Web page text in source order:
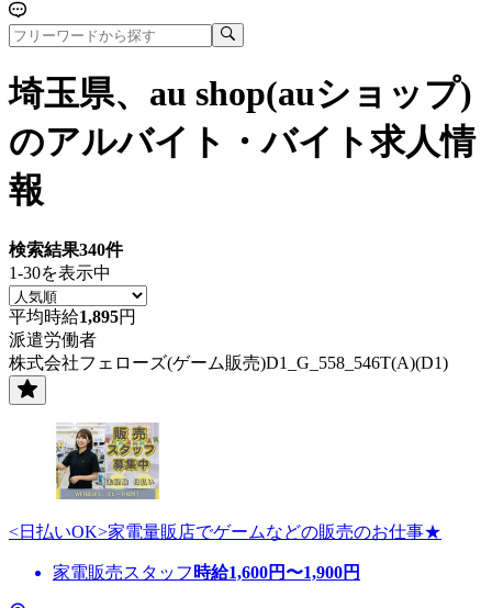
埼玉県、au shop(auショップ)
のアルバイト・バイト求人情
報
検索結果340件
1-30を表示中
平均時給1,895円
派遣労働者
株式会社フェローズ(ゲーム販売)D1_G_558_546T(A)(D1)
<日払いOK>家電量販店でゲームなどの販売のお仕事★
家電販売スタッフ 時給1,600円〜1,900円